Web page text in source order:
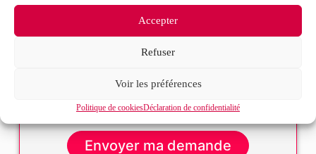
Accepter
Refuser
Voir les préférences
Politique de cookiesDéclaration de confidentialité
J’accepte que mes données soient traitées en accord
d’utilisations’appliquent.